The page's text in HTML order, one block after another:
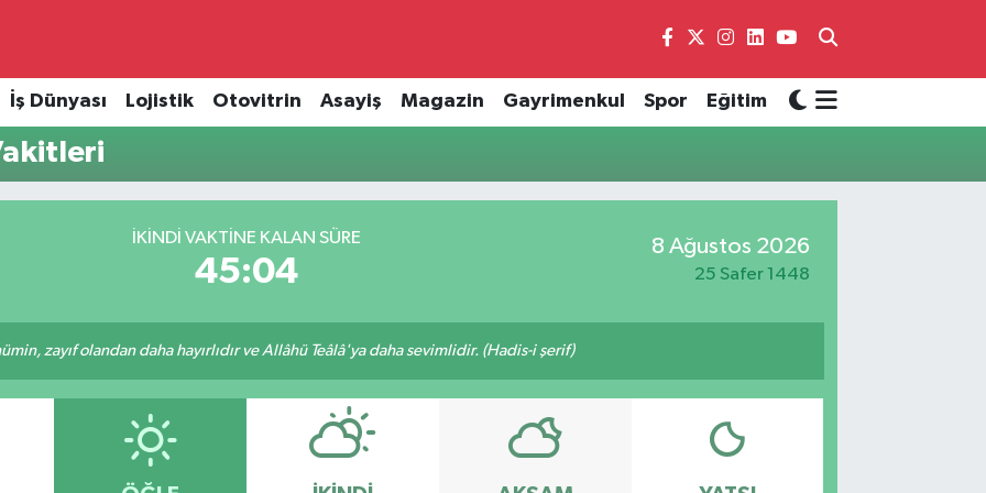
İş Dünyası Lojistik Otovitrin Asayiş Magazin Gayrimenkul Spor Eğitim
İKINDI VAKTINE KALAN SÜRE
45:04
8 Ağustos 2026
25 Safer 1448
zayıf olandan daha hayırlıdır ve Allâhü Teâlâ'ya daha sevimlidir. (Hadis-i şerif)